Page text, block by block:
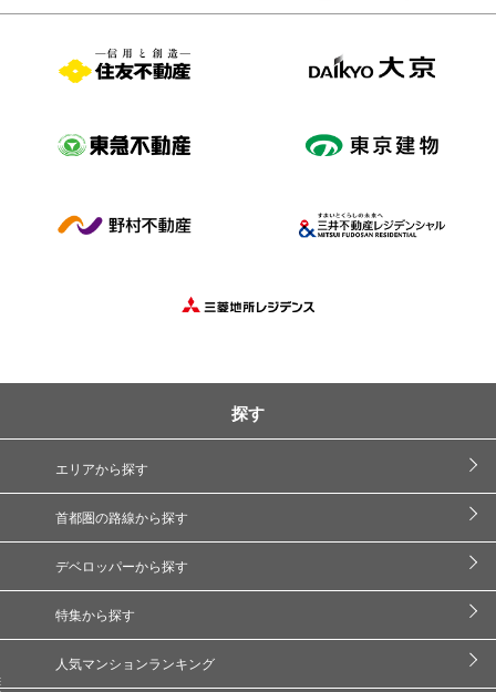
探す
エリアから探す
首都圏の路線から探す
デベロッパーから探す
特集から探す
人気マンションランキング